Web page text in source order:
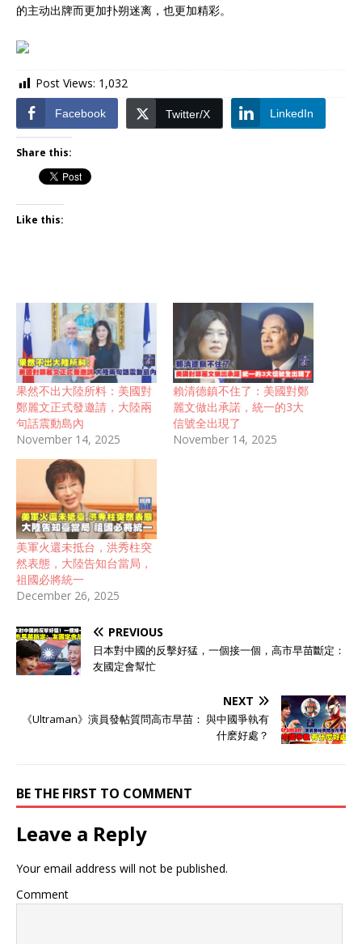
的主动出牌而更加扑朔迷离，也更加精彩。
Post Views: 1,032
Facebook Twitter/X LinkedIn
Share this:
Like this:
果然不出大陸所料：美國對
鄭麗文正式發邀請，大陸兩
句話震動島內
November 14, 2025
賴清德鎮不住了：美國對鄭
麗文做出承諾，統一的3大
信號全出現了
November 14, 2025
美軍火還未抵台，洪秀柱突
然表態，大陸告知台當局，
祖國必將統一
December 26, 2025
PREVIOUS
日本對中國的反擊好猛，一個接一個，高市早苗斷定：
友國定會幫忙
NEXT
《Ultraman》演員發帖質問高市早苗： 與中國爭執有
什麽好處？
BE THE FIRST TO COMMENT
Leave a Reply
Your email address will not be published.
Comment